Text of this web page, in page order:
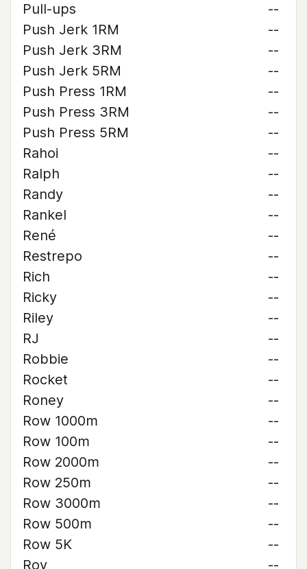
Pull-ups
--
Push Jerk 1RM
--
Push Jerk 3RM
--
Push Jerk 5RM
--
Push Press 1RM
--
Push Press 3RM
--
Push Press 5RM
--
Rahoi
--
Ralph
--
Randy
--
Rankel
--
René
--
Restrepo
--
Rich
--
Ricky
--
Riley
--
RJ
--
Robbie
--
Rocket
--
Roney
--
Row 1000m
--
Row 100m
--
Row 2000m
--
Row 250m
--
Row 3000m
--
Row 500m
--
Row 5K
--
Roy
--